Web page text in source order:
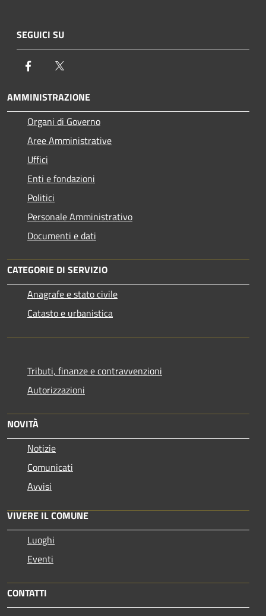
SEGUICI SU
Facebook
AMMINISTRAZIONE
Organi di Governo
Aree Amministrative
Uffici
Enti e fondazioni
Politici
Personale Amministrativo
Documenti e dati
CATEGORIE DI SERVIZIO
Anagrafe e stato civile
Catasto e urbanistica
Tributi, finanze e contravvenzioni
Autorizzazioni
NOVITÀ
Notizie
Comunicati
Avvisi
VIVERE IL COMUNE
Luoghi
Eventi
CONTATTI